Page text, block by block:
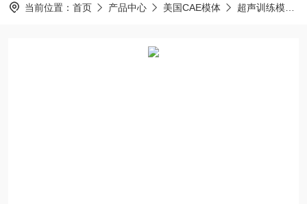
当前位置： 首页 产品中心 美国CAE模体 超声训练模体